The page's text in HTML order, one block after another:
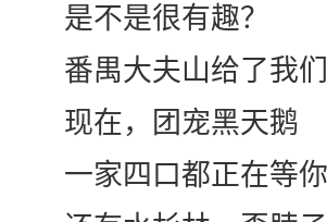
是不是很有趣？
番禺大夫山给了我们
现在，团宠黑天鹅
一家四口都正在等你